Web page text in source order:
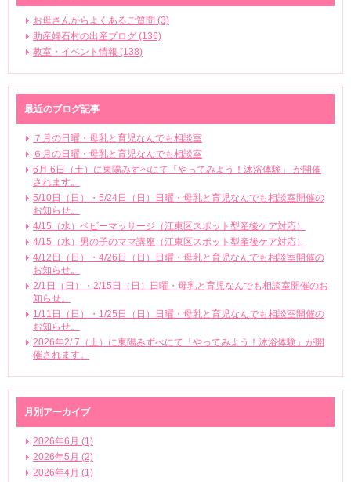
お母さんからよくあるご質問 (3)
助産婦石村の出産ブログ (136)
教室・イベント情報 (138)
最近のブログ記事
７月の日曜・母乳と育児なんでも相談室
６月の日曜・母乳と育児なんでも相談室
6月 6日（土）に東陽みずべにて「やってみよう！沐浴体験」 が開催
されます。
5/10日（日）・5/24日（日）日曜・母乳と育児なんでも相談室開催の
お知らせ。
4/15（水）ベビーマッサージ（江東区スポット型産後ケア対応）
4/15（水）男の子のママ講座（江東区スポット型産後ケア対応）
4/12日（日）・4/26日（日）日曜・母乳と育児なんでも相談室開催の
お知らせ。
2/1日（日）・2/15日（日）日曜・母乳と育児なんでも相談室開催のお
知らせ。
1/11日（日）・1/25日（日）日曜・母乳と育児なんでも相談室開催の
お知らせ。
2026年2/ 7（土）に東陽みずべにて「やってみよう！沐浴体験」が開
催されます。
月別アーカイブ
2026年6月 (1)
2026年5月 (2)
2026年4月 (1)